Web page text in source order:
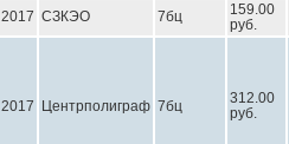
2017 СЗКЭО 7бц
159.00
руб.
2017 Центрполиграф 7бц
312.00
руб.